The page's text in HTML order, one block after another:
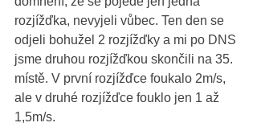
rozjížďka, nevyjeli vůbec. Ten den se
odjeli bohužel 2 rozjížďky a mi po DNS
jsme druhou rozjížďkou skončili na 35.
místě. V první rozjížďce foukalo 2m/s,
ale v druhé rozjížďce fouklo jen 1 až
1,5m/s.